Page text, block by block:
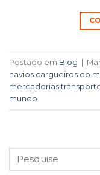
Postado em Blog
navios cargueiros do
mercadorias,
mundo